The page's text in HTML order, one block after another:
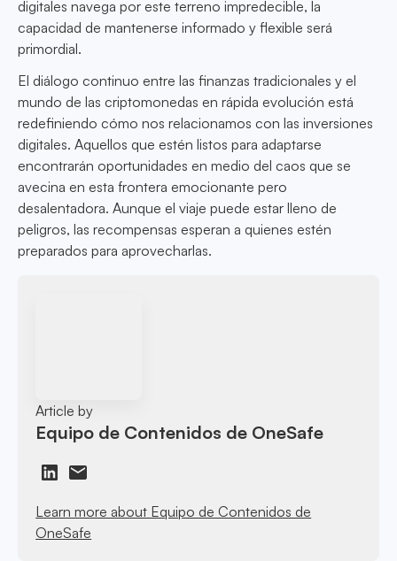
digitales navega por este terreno impredecible, la
capacidad de mantenerse informado y flexible será
primordial.
El diálogo continuo entre las finanzas tradicionales y el
mundo de las criptomonedas en rápida evolución está
redefiniendo cómo nos relacionamos con las inversiones
digitales. Aquellos que estén listos para adaptarse
encontrarán oportunidades en medio del caos que se
avecina en esta frontera emocionante pero
desalentadora. Aunque el viaje puede estar lleno de
peligros, las recompensas esperan a quienes estén
preparados para aprovecharlas.
Article by
Equipo de Contenidos de OneSafe
Learn more about Equipo de Contenidos de
OneSafe